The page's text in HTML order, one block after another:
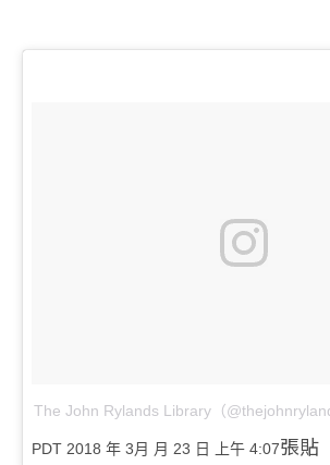
The John Rylands Library（
PDT 2018 年 3月 月 23 日 上午 4:07張貼